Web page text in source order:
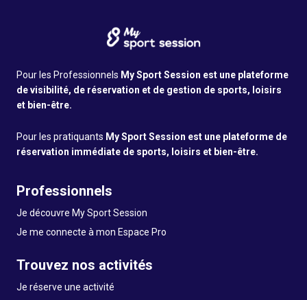
Pour les Professionnels My Sport Session est une plateforme
de visibilité, de réservation et de gestion de sports, loisirs
et bien-être.
Pour les pratiquants My Sport Session est une plateforme de
réservation immédiate de sports, loisirs et bien-être.
Professionnels
Je découvre My Sport Session
Je me connecte à mon Espace Pro
Trouvez nos activités
Je réserve une activité